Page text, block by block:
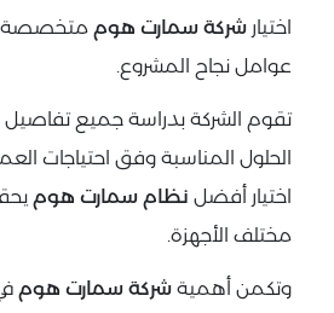
اختيار شركة سمارت هوم متخصصة
عوامل نجاح المشروع.
تقوم الشركة بدراسة جميع تفاصيل
الحلول المناسبة وفق احتياجات
اختيار أفضل نظام سمارت هوم
مختلف الأجهزة.
وتكمن أهمية شركة سمارت هوم